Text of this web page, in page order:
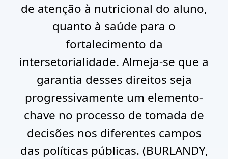
de atenção à nutricional do aluno,
quanto à saúde para o
fortalecimento da
intersetorialidade. Almeja-se que a
garantia desses direitos seja
progressivamente um elemento-
chave no processo de tomada de
decisões nos diferentes campos
das políticas públicas. (BURLANDY,